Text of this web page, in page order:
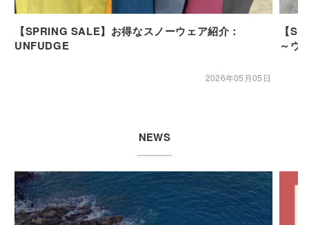
【SPRING SALE】お得なスノーウェア紹介：
UNFUDGE
2026年05月05日
【
～ウ
NEWS